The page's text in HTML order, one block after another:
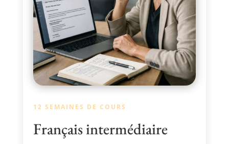
12 SEMAINES DE COURS
Français intermédiaire